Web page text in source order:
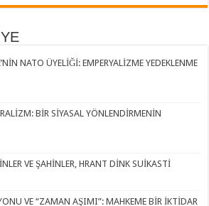
NATO ÜYELİĞİ: EMPERYALİZME YEDEKLENME
BİR SİYASAL YÖNLENDİRMENİN
VE ŞAHİNLER, HRANT DİNK SUİKASTİ
VE “ZAMAN AŞIMI”: MAHKEME BİR İKTİDAR